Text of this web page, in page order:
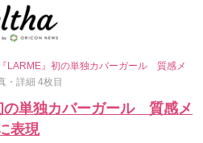
LARME』初の単独カバーガール 質感メ
・詳細 4枚目
の単独カバーガール 質感メ
表現